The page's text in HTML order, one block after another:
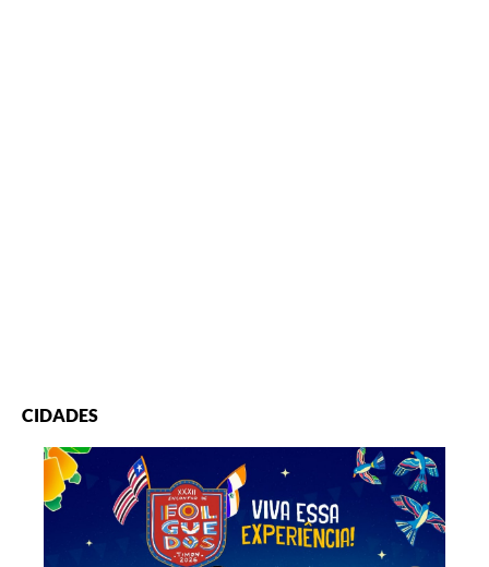
CIDADES